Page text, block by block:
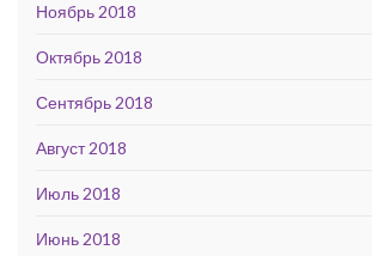
Ноябрь 2018
Октябрь 2018
Сентябрь 2018
Август 2018
Июль 2018
Июнь 2018